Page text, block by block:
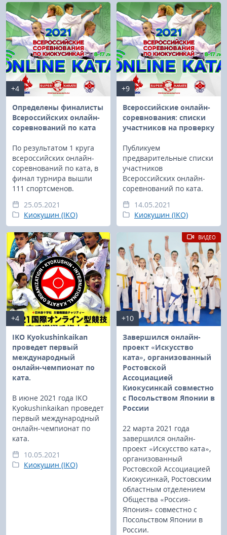
+4
Определены финалисты
Всероссийских онлайн-
соревнований по ката
По результатом 1 круга
всероссийских онлайн-
соревнований по ката, в
финал турнира вышли
111 спортсменов.
25.05.2021
Киокушин (IKO)
+9
Всероссийские онлайн-
соревнования: списки
участников на проверку
Публикуем
предварительные списки
участников
Всероссийских онлайн-
соревнований по ката.
14.05.2021
Киокушин (IKO)
+4
IKO Kyokushinkaikan
проведет первый
международный
онлайн-чемпионат по
ката.
В июне 2021 года IKO
Kyokushinkaikan проведет
первый международный
онлайн-чемпионат по
ката.
10.05.2021
Киокушин (IKO)
+10
Завершился онлайн-
проект «Искусство
ката», организованный
Ростовской
Ассоциацией
Киокусинкай совместно
с Посольством Японии в
России
22 марта 2021 года
завершился онлайн-
проект «Искусство ката»,
организованный
Ростовской Ассоциацией
Киокусинкай, Ростовским
областным отделением
Общества «Россия-
Япония» совместно с
Посольством Японии в
России.
ВИДЕО